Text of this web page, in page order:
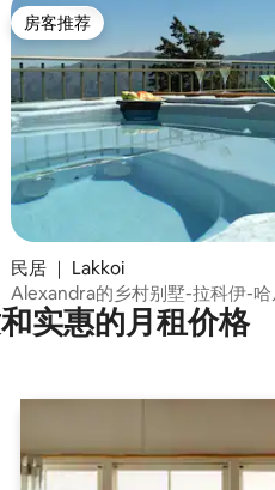
分（满分 5 分），共 28 条评价
房客推荐
房客推荐
民居 ｜ Lakkoi
Alexandra的乡村别墅-拉科伊-哈
实惠的月租价格